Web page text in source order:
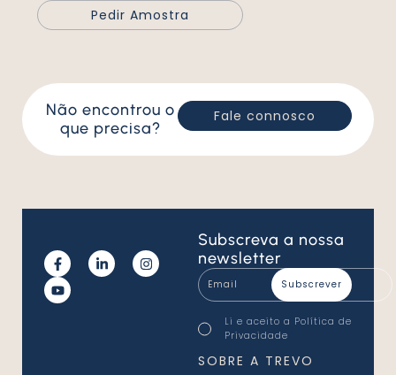
Pedir Amostra
Não encontrou o
que precisa?
Fale connosco
Subscreva a nossa
newsletter
Email
*
Consentimento
*
Li e aceito a Política de
Privacidade
SOBRE A TREVO